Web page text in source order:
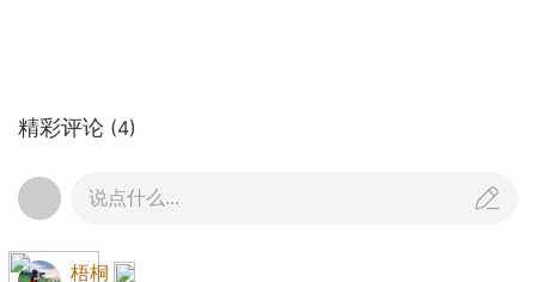
.
精彩评论 (4)
说点什么...
梧桐